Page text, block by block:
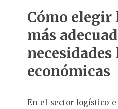
Cómo elegir
más
económicas
En el sector logístico